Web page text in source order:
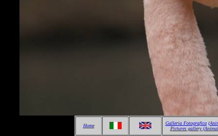
Home Galleria Fotografica
Pictures gallery